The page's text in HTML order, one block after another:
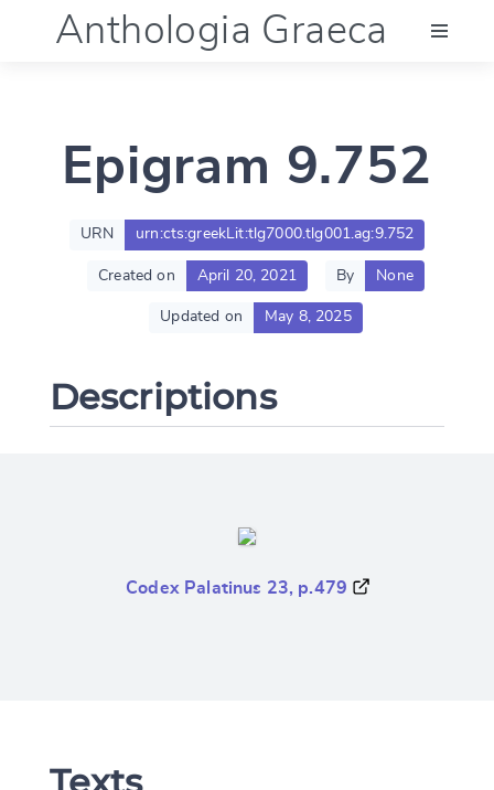
Anthologia Graeca
Language (en)
Documentation
Epigram 9.752
URN urn:cts:greekLit:tlg7000.tlg001.ag:9.752
Created on April 20, 2021 By None
Updated on May 8, 2025
Descriptions
Codex Palatinus 23, p.479